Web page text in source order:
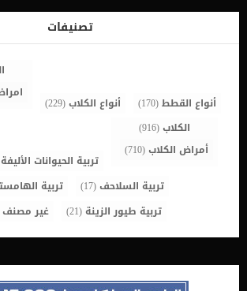
وجود سلوك امومة من الاساس عدم
الجراءاهمالهمعدم ارضاعهملا تحمى جرائها من
تقوم بقتل الجراء _السلوك المفرط للامومة
تصنيفات
أنواع القطط(170) أنواع الكلاب(229)
الكلاب(916)
أمراض الكلاب(710)
تربية الحيوانات
تربية السلاحف(17) تربية
تربية طيور الزينة (21) غير مصنف